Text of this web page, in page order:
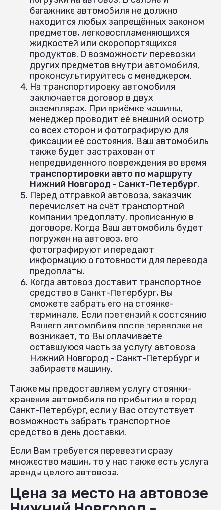
багажнике автомобиля не должно
находится любых запрещённых законом
предметов, легковоспламеняющихся
жидкостей или скоропортящихся
продуктов. О возможности перевозки
других предметов внутри автомобиля,
проконсультируйтесь с менеджером.
На транспортировку автомобиля
заключается договор в двух
экземплярах. При приёмке машины,
менеджер проводит её внешний осмотр
со всех сторон и фотографирую для
фиксации её состояния. Ваш автомобиль
также будет застрахован от
непредвиденного повреждения во время
транспортировки авто по маршруту
Нижний Новгород - Санкт-Петербург.
Перед отправкой автовоза, заказчик
перечисляет на счёт транспортной
компании предоплату, прописанную в
договоре. Когда Ваш автомобиль будет
погружен на автовоз, его
фотографируют и передают
информацию о готовности для перевода
предоплаты.
Когда автовоз доставит транспортное
средство в Санкт-Петербург, Вы
сможете забрать его на стоянке-
терминале. Если претензий к состоянию
Вашего автомобиля после перевозке не
возникает, то Вы оплачиваете
оставшуюся часть за услугу автовоза
Нижний Новгород - Санкт-Петербург и
забираете машину.
Также мы предоставляем услугу стоянки-
хранения автомобиля по прибытии в город
Санкт-Петербург, если у Вас отсутствует
возможность забрать транспортное
средство в день доставки.
Если Вам требуется перевезти сразу
множество машин, то у нас также есть услуга
аренды целого автовоза.
Цена за место на автовозе